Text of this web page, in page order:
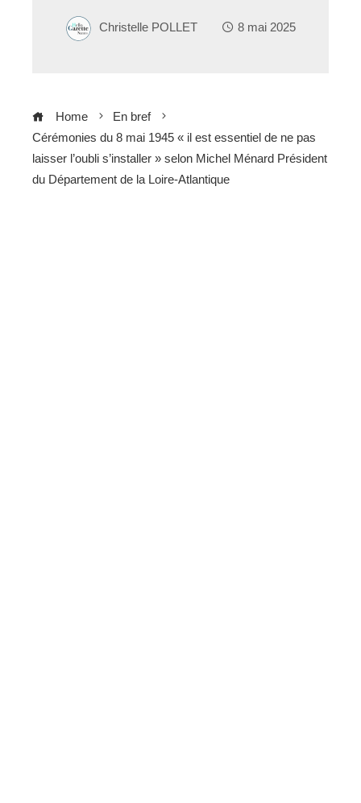
Christelle POLLET 8 mai 2025
Home
En bref
Cérémonies du 8 mai 1945 « il est essentiel de ne pas
laisser l’oubli s’installer » selon Michel Ménard Président
du Département de la Loire-Atlantique